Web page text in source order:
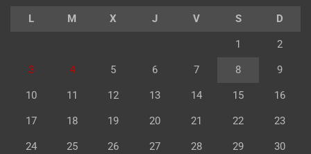
L M X J V S D
1 2
3 4 5 6 7 8 9
10 11 12 13 14 15 16
17 18 19 20 21 22 23
24 25 26 27 28 29 30